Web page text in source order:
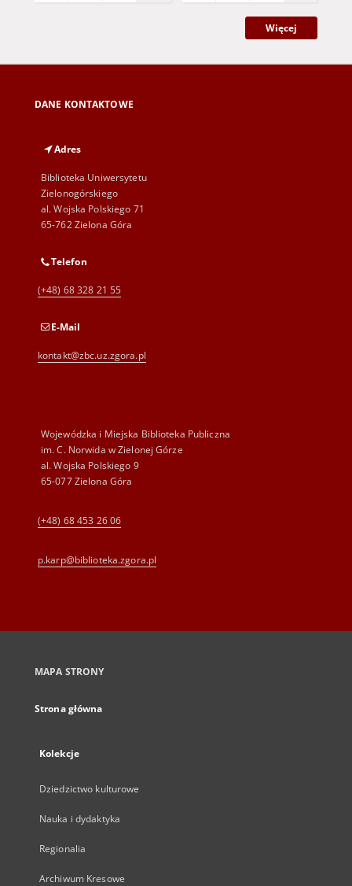
Więcej
DANE KONTAKTOWE
Adres
Biblioteka Uniwersytetu
Zielonogórskiego
al. Wojska Polskiego 71
65-762 Zielona Góra
Telefon
(+48) 68 328 21 55
E-Mail
kontakt@zbc.uz.zgora.pl
Wojewódzka i Miejska Biblioteka Publiczna
im. C. Norwida w Zielonej Górze
al. Wojska Polskiego 9
65-077 Zielona Góra
(+48) 68 453 26 06
p.karp@biblioteka.zgora.pl
MAPA STRONY
Strona główna
Kolekcje
Dziedzictwo kulturowe
Nauka i dydaktyka
Regionalia
Archiwum Kresowe